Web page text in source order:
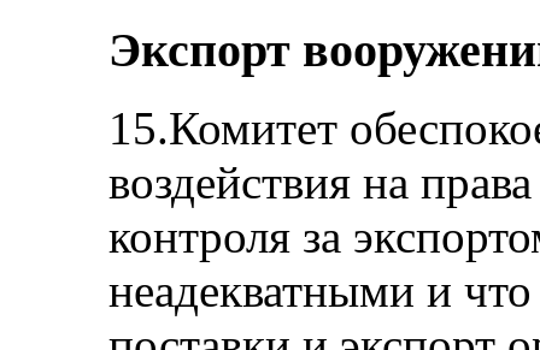
Экспорт
15.Комитет
воздействия на
контроля за
неадекватными и